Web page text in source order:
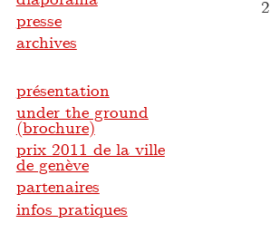
presse
archives
présentation
under the ground
(brochure)
prix 2011 de la ville
de genève
partenaires
infos pratiques